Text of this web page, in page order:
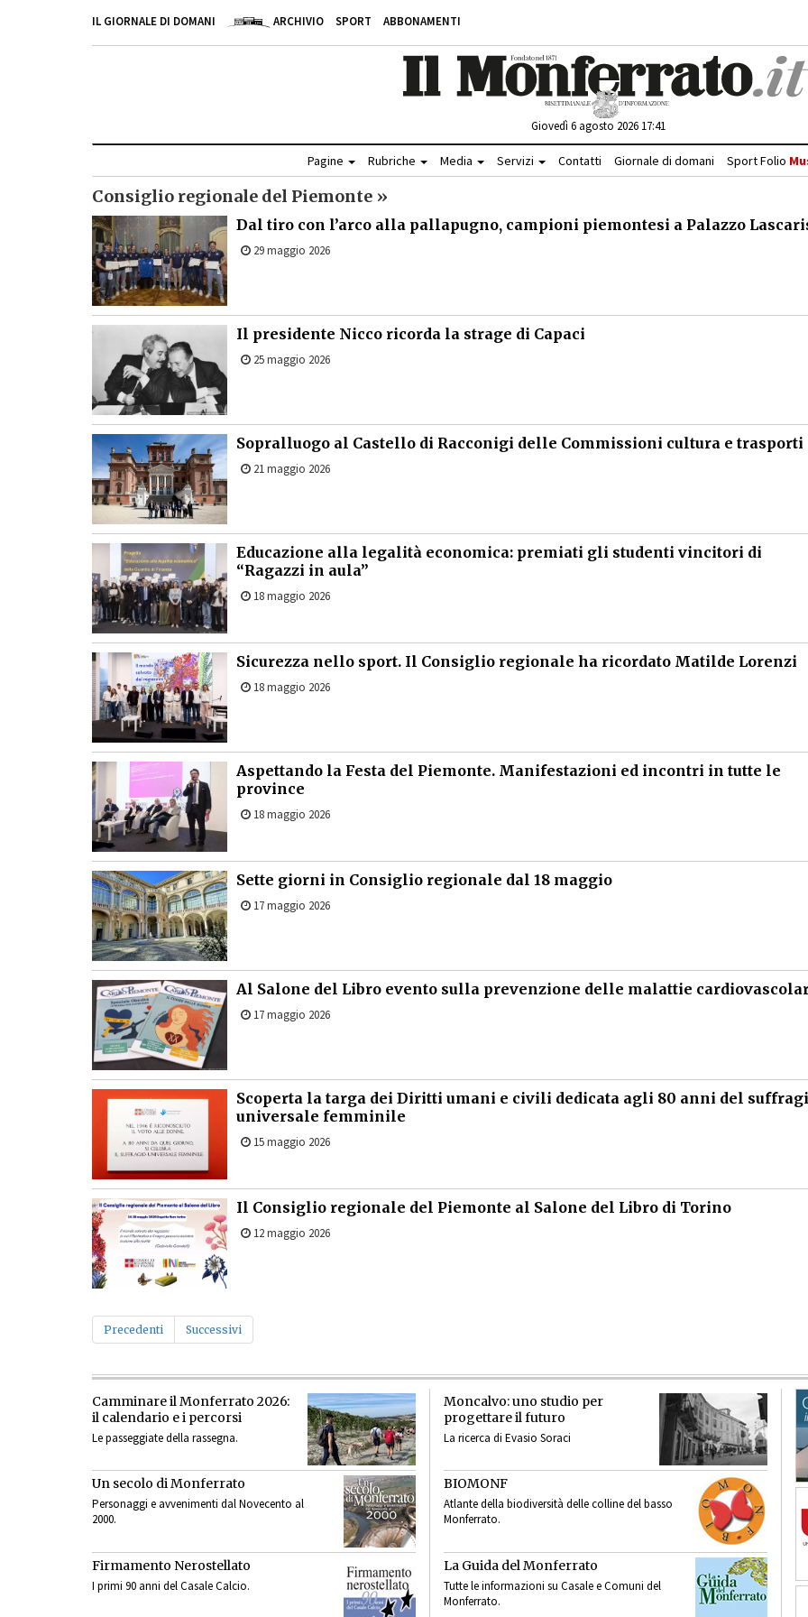
IL GIORNALE DI DOMANI ARCHIVIO SPORT ABBONAMENTI
Giovedì 6 agosto 2026 17:41
Pagine Rubriche Media Servizi Contatti Giornale di domani Sport Folio
Consiglio regionale del Piemonte »
Dal tiro con l’arco alla pallapugno, campioni piemontesi a Palazzo
29 maggio 2026
Il presidente Nicco ricorda la strage di Capaci
25 maggio 2026
Sopralluogo al Castello di Racconigi delle Commissioni cultura e trasporti
21 maggio 2026
Educazione alla legalità economica: premiati gli studenti vincitori di
“Ragazzi in aula”
18 maggio 2026
Sicurezza nello sport. Il Consiglio regionale ha ricordato Matilde Lorenzi
18 maggio 2026
Aspettando la Festa del Piemonte. Manifestazioni ed incontri in tutte le
province
18 maggio 2026
Sette giorni in Consiglio regionale dal 18 maggio
17 maggio 2026
Al Salone del Libro evento sulla prevenzione delle malattie
17 maggio 2026
Scoperta la targa dei Diritti umani e civili dedicata agli 80 anni del
universale femminile
15 maggio 2026
Il Consiglio regionale del Piemonte al Salone del Libro di Torino
12 maggio 2026
Precedenti Successivi
Camminare il Monferrato 2026:
il calendario e i percorsi
Le passeggiate della rassegna.
Un secolo di Monferrato
Personaggi e avvenimenti dal Novecento al
2000.
Firmamento Nerostellato
I primi 90 anni del Casale Calcio.
Moncalvo: uno studio per
progettare il futuro
La ricerca di Evasio Soraci
BIOMONF
Atlante della biodiversità delle colline del basso
Monferrato.
La Guida del Monferrato
Tutte le informazioni su Casale e Comuni del
Monferrato.